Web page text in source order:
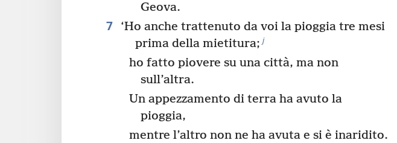
Geova.
7
‘Ho anche trattenuto da voi la pioggia tre mesi
prima della mietitura; j
ho fatto piovere su una città, ma non
sull’altra.
Un appezzamento di terra ha avuto la
pioggia,
mentre l’altro non ne ha avuta e si è inaridito.